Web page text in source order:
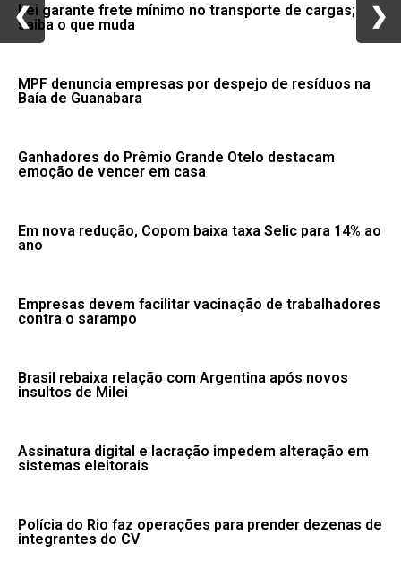
Lei garante frete mínimo no transporte de cargas;
saiba o que muda
MPF denuncia empresas por despejo de resíduos na
Baía de Guanabara
Ganhadores do Prêmio Grande Otelo destacam
emoção de vencer em casa
Em nova redução, Copom baixa taxa Selic para 14% ao
ano
Empresas devem facilitar vacinação de trabalhadores
contra o sarampo
Brasil rebaixa relação com Argentina após novos
insultos de Milei
Assinatura digital e lacração impedem alteração em
sistemas eleitorais
Polícia do Rio faz operações para prender dezenas de
integrantes do CV
❮ ❯
❮ ❯